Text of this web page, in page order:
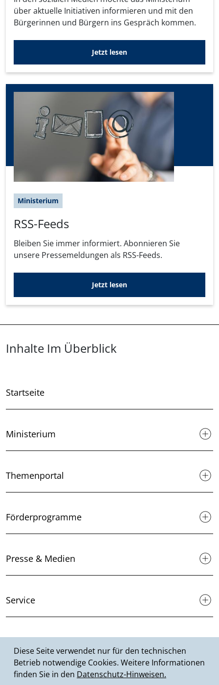
Diese Seite verwendet nur für den technischen
Betrieb notwendige Cookies. Weitere Informationen
finden Sie in den Datenschutz-Hinweisen.
über aktuelle Initiativen informieren und mit den
Bürgerinnen und Bürgern ins Gespräch kommen.
Jetzt lesen
Ministerium
RSS-Feeds
Bleiben Sie immer informiert. Abonnieren Sie
unsere Pressemeldungen als RSS-Feeds.
Jetzt lesen
Überblick: Inhalte
Inhalte Im Überblick
Startseite
Ministerium
Themenportal
Förderprogramme
Presse & Medien
Service